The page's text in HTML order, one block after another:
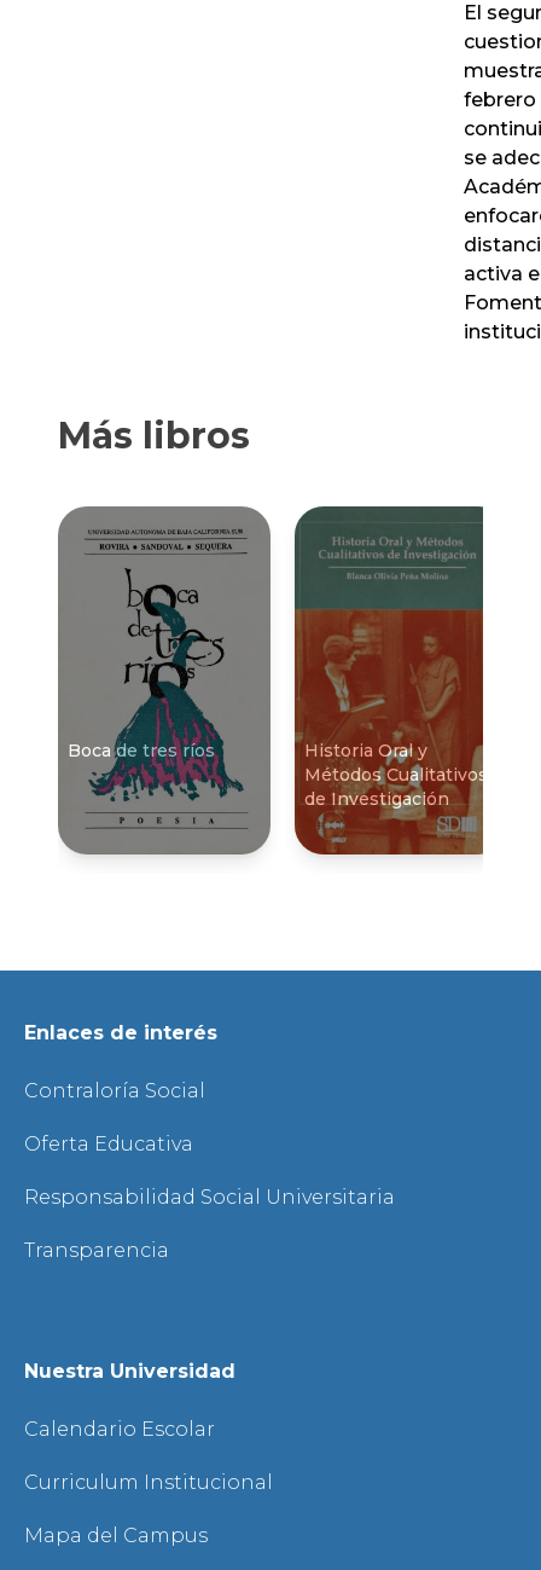
El
febrero
se
activa
Más libros
Boca de tres rí­os
Historia Oral y
Métodos Cualitativos
de Investigación
Enlaces de interés
Contraloría Social
Oferta Educativa
Responsabilidad Social Universitaria
Transparencia
Nuestra Universidad
Calendario Escolar
Curriculum Institucional
Mapa del Campus